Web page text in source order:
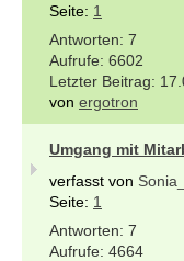
Seite: 1
7
6602
von ergotron
Umgang mit
verfasst von
Seite: 1
7
4664